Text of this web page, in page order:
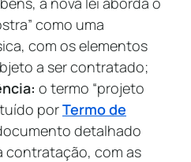
como uma
com os elementos
a ser contratado;
o termo “projeto
porTermo de
detalhado
contratação, com as